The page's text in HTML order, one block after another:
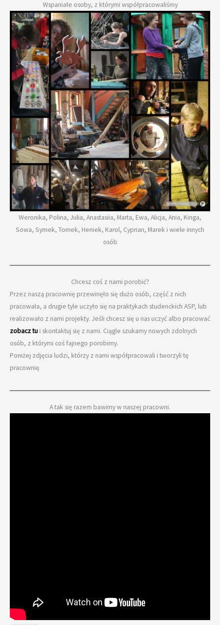
Wspaniałe osoby, z którymi współpracowaliśmy
Weronika, Polina, Julia, Anastasiia, Marta, Ewa, Alicja, Ania, Kinga,
Sowa, Symek, Tomek, Heniek, Karol, Cyprian, Marek i wiele innych
osób
Chcesz coś z nami porobić?
Przez naszą pracownię przewinęło się dużo osób, część z nich
pracowała, a drugie tyle uczyło się na praktykach studenckich ASP, lub
realizowało z nami projekty. Jeśli chcesz się u nas uczyć albo pracować
zobacz tu i skontaktuj się z nami. Ciągle szukamy nowych zdolnych
osób, z którymi coś fajnego porobimy.
Poniżej zdjęcia ludzi, którzy z nami współpracowali i tworzyli tę
pracownię.
A tak się razem bawimy w naszej pracowni.